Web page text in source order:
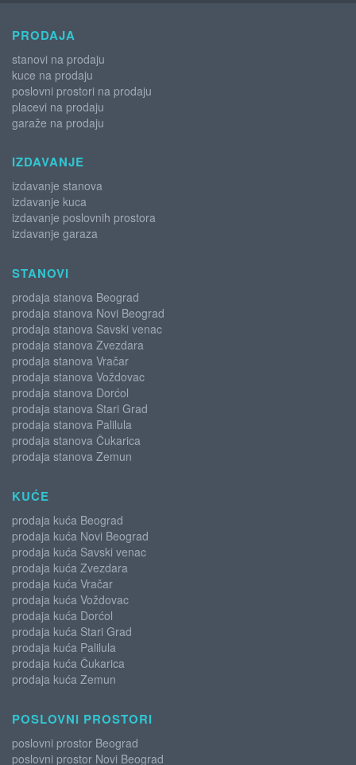
PRODAJA
stanovi na prodaju
kuce na prodaju
poslovni prostori na prodaju
placevi na prodaju
garaže na prodaju
IZDAVANJE
izdavanje stanova
izdavanje kuca
izdavanje poslovnih prostora
izdavanje garaza
STANOVI
prodaja stanova Beograd
prodaja stanova Novi Beograd
prodaja stanova Savski venac
prodaja stanova Zvezdara
prodaja stanova Vračar
prodaja stanova Voždovac
prodaja stanova Dorćol
prodaja stanova Stari Grad
prodaja stanova Palilula
prodaja stanova Čukarica
prodaja stanova Zemun
KUĆE
prodaja kuća Beograd
prodaja kuća Novi Beograd
prodaja kuća Savski venac
prodaja kuća Zvezdara
prodaja kuća Vračar
prodaja kuća Voždovac
prodaja kuća Dorćol
prodaja kuća Stari Grad
prodaja kuća Palilula
prodaja kuća Čukarica
prodaja kuća Zemun
POSLOVNI PROSTORI
poslovni prostor Beograd
poslovni prostor Novi Beograd